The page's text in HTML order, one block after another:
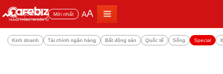
Đọc nhiều Mới nhất AA
Kinh doanh Tài chính ngân hàng Bất động sản Quốc tế Sống Special